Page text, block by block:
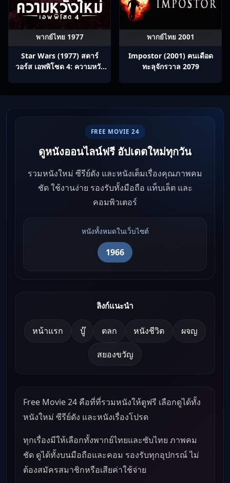
พากย์ไทย 1977
Star Wars (1977) สตาร์
วอร์ส เอพพิโซด 4: ความหวัง
พากย์ไทย 2001
Impostor (2001) ฅนเดือด
ทะลุจักรวาล 2079
FREE MOVIE 24
ดูหนังออนไลน์ฟรี อัปเดตใหม่ทุกวัน
รวมหนังใหม่ ซีรีย์ดัง และหนังเต็มเรื่องคุณภาพคม
ชัด ใช้งานง่าย รองรับทั้งมือถือ แท็บเล็ต และ
คอมพิวเตอร์
หนังทั้งหมดในเว็บไซต์
1966
ลิงก์แนะนำ
หน้าแรก บู๊ ตลก หนังชีวิต ผจญ
สยองขวัญ
Free Movie 24 คือที่ที่รวมหนังให้ดูฟรี เลือกดูได้ทั้ง
หนังใหม่ ซีรีย์ดัง และหนังเรื่องโปรด
ทุกเรื่องมีให้เลือกทั้งพากย์ไทยและซับไทย ภาพคม
ชัด ดูได้ทั้งบนมือถือและคอม รองรับทุกอุปกรณ์ ไม่
ต้องสมัครสมาชิกหรือเสียค่าใช้จ่าย